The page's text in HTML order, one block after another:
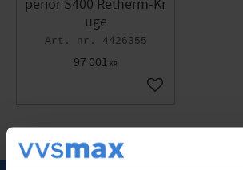
perior S400 Retherm-Kr
uge
4426355
97 001 KR
Lägg till i favoriter